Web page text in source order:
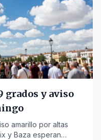
grados y aviso
amarillo por altas
y Baza esperan